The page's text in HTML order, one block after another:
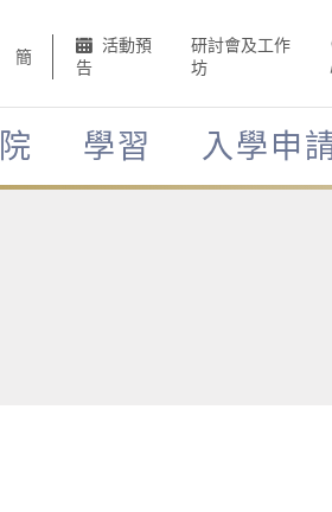
簡
活動預
告
研討會及工作
坊
學習 入學申